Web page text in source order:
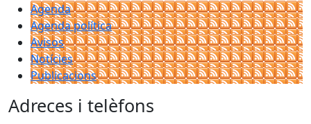
Agenda
Agenda política
Avisos
Notícies
Publicacions
Adreces i telèfons